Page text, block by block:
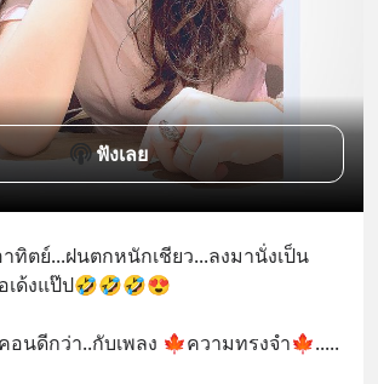
ฟังเลย
ทิตย์...ฝนตกหนักเชียว...ลงมานั่งเป็น
เด้งแป๊ป🤣🤣🤣😍
อนดีกว่า..กับเพลง 🍁ความทรงจำ🍁.....